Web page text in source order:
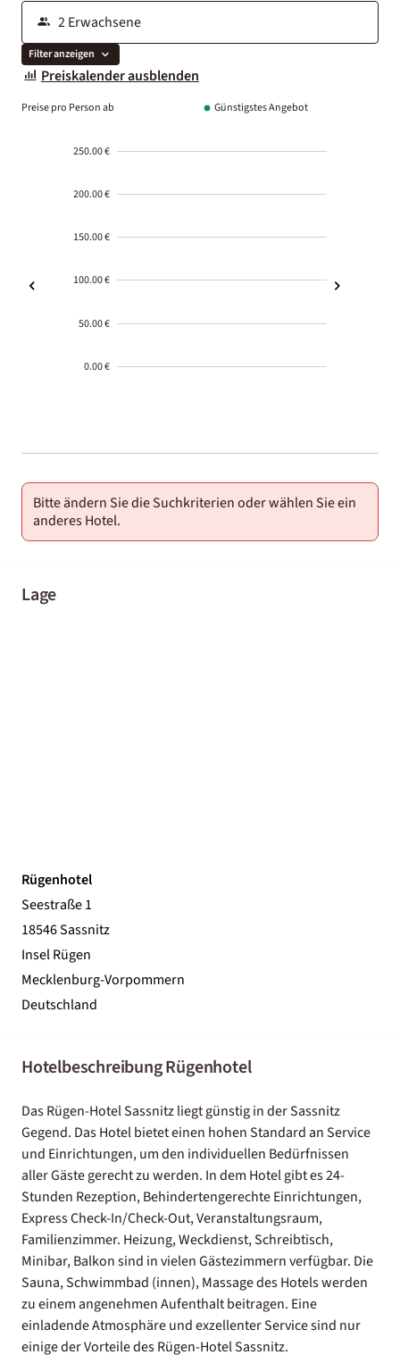
Filter anzeigen
Preiskalender ausblenden
Preise pro Person ab Günstigstes Angebot
250.00 €
200.00 €
150.00 €
100.00 €
50.00 €
0.00 €
01-02
Bitte ändern Sie die Suchkriterien oder wählen Sie ein
anderes Hotel.
Lage
Rügenhotel
Seestraße 1
18546 Sassnitz
Insel Rügen
Mecklenburg-Vorpommern
Deutschland
Hotelbeschreibung Rügenhotel
Das Rügen-Hotel Sassnitz liegt günstig in der Sassnitz
Gegend. Das Hotel bietet einen hohen Standard an Service
und Einrichtungen, um den individuellen Bedürfnissen
aller Gäste gerecht zu werden. In dem Hotel gibt es 24-
Stunden Rezeption, Behindertengerechte Einrichtungen,
Express Check-In/Check-Out, Veranstaltungsraum,
Familienzimmer. Heizung, Weckdienst, Schreibtisch,
Minibar, Balkon sind in vielen Gästezimmern verfügbar. Die
Sauna, Schwimmbad (innen), Massage des Hotels werden
zu einem angenehmen Aufenthalt beitragen. Eine
einladende Atmosphäre und exzellenter Service sind nur
einige der Vorteile des Rügen-Hotel Sassnitz.